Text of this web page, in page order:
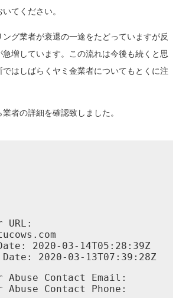
てください。
グ業者が衰退の一途をたどっていますが反
急増しています。この流れは今後も続くと思
はしばらくヤミ金業者についてもとくに注
業者の詳細を確認致しました。
Date: 2020-03-13T07:39:28Z
Abuse Contact Phone: